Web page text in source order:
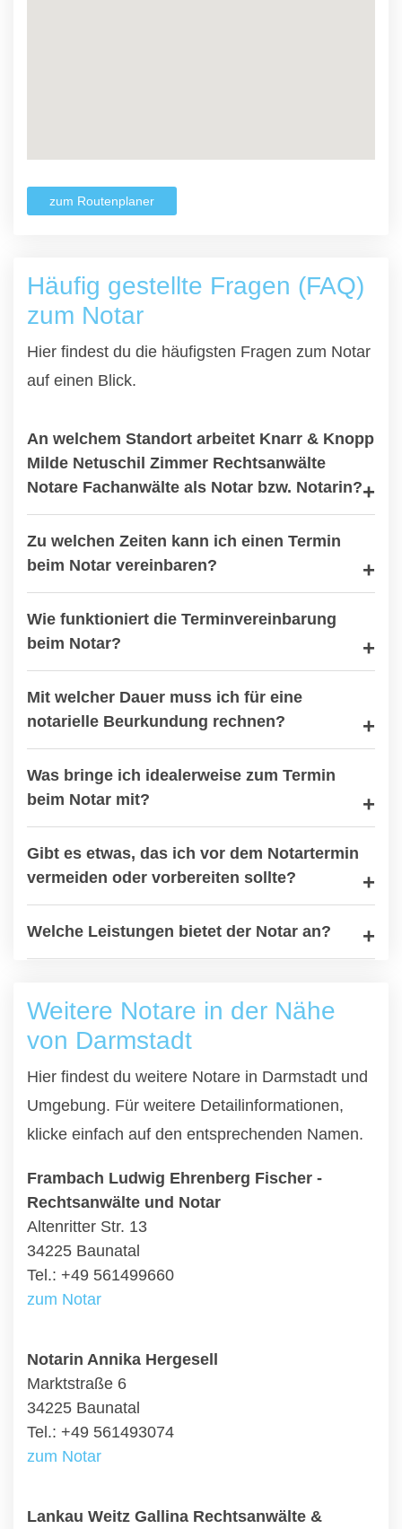
zum Routenplaner
Häufig gestellte Fragen (FAQ)
zum Notar
Hier findest du die häufigsten Fragen zum Notar
auf einen Blick.
An welchem Standort arbeitet Knarr & Knopp
Milde Netuschil Zimmer Rechtsanwälte
Notare Fachanwälte als Notar bzw. Notarin?
Zu welchen Zeiten kann ich einen Termin
beim Notar vereinbaren?
Wie funktioniert die Terminvereinbarung
beim Notar?
Mit welcher Dauer muss ich für eine
notarielle Beurkundung rechnen?
Was bringe ich idealerweise zum Termin
beim Notar mit?
Gibt es etwas, das ich vor dem Notartermin
vermeiden oder vorbereiten sollte?
Welche Leistungen bietet der Notar an?
Weitere Notare in der Nähe
von Darmstadt
Hier findest du weitere Notare in Darmstadt und
Umgebung. Für weitere Detailinformationen,
klicke einfach auf den entsprechenden Namen.
Frambach Ludwig Ehrenberg Fischer -
Rechtsanwälte und Notar
Altenritter Str. 13
34225 Baunatal
Tel.: +49 561499660
zum Notar
Notarin Annika Hergesell
Marktstraße 6
34225 Baunatal
Tel.: +49 561493074
zum Notar
Lankau Weitz Gallina Rechtsanwälte &